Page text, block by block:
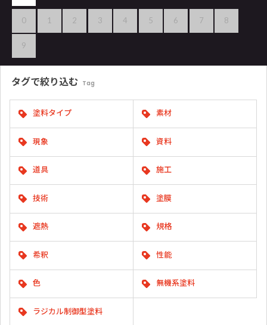
0 1 2 3 4 5 6 7 8
9
タグで絞り込む Tag
塗料タイプ 素材
現象 資料
道具 施工
技術 塗膜
遮熱 規格
希釈 性能
色 無機系塗料
ラジカル制御型塗料